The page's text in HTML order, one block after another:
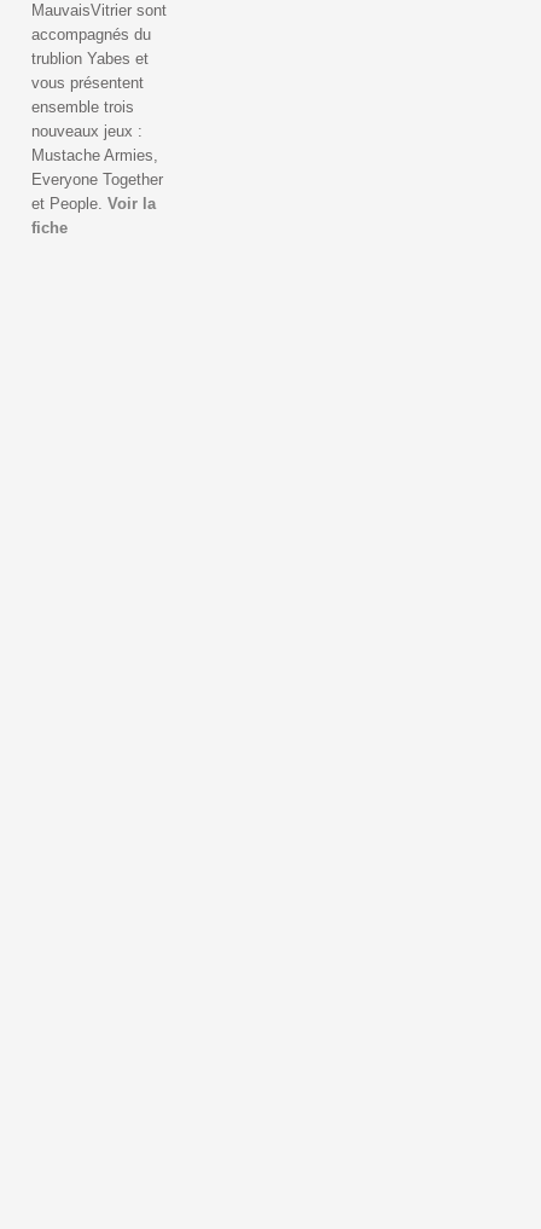
MauvaisVitrier sont
accompagnés du
trublion Yabes et
vous présentent
ensemble trois
nouveaux jeux :
Mustache Armies,
Everyone Together
et People.Voir la
fiche